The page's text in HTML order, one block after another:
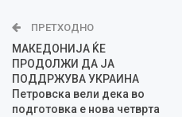
ПРЕТХОДНО
МАКЕДОНИЈА ЌЕ
ПРОДОЛЖИ ДА ЈА
ПОДДРЖУВА УКРАИНА
Петровска вели дека во
подготовка е нова четврта